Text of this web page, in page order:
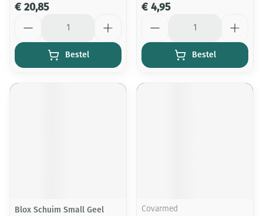
€ 20,85
Bestel
€ 4,95
Bestel
Blox Schuim Small Geel
Covarmed